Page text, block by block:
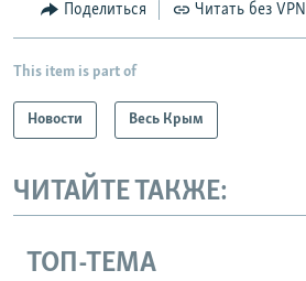
Поделиться Читать без VPN
This item is part of
Новости Весь Крым
ЧИТАЙТЕ ТАКЖЕ:
ТОП-ТЕМА